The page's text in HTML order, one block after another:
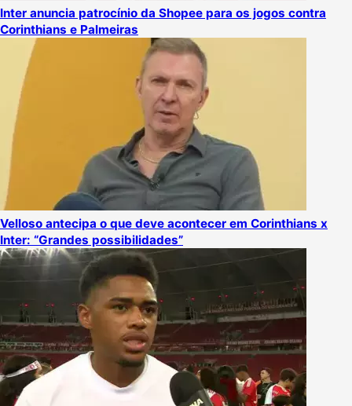
Inter anuncia patrocínio da Shopee para os jogos contra
Corinthians e Palmeiras
Velloso antecipa o que deve acontecer em Corinthians x
Inter: “Grandes possibilidades”